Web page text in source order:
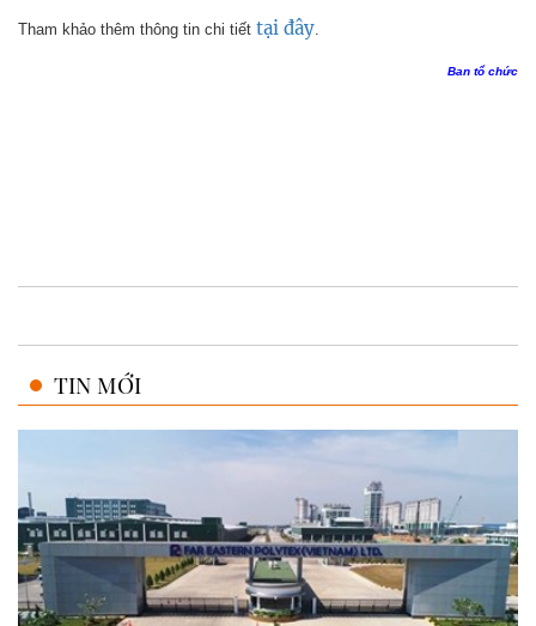
Tham khảo thêm thông tin chi tiết tại đây.
Ban tổ chức
TIN MỚI